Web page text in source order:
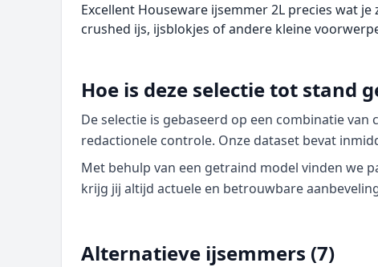
Excellent Houseware ijsemmer 2L precies wat
crushed ijs, ijsblokjes of andere kleine
Hoe is deze selectie tot stand
De selectie is gebaseerd op een combinatie van
redactionele controle. Onze dataset bevat
Met behulp van een getraind model vinden we
krijg jij altijd actuele en betrouwbare
Alternatieve ijsemmers (7)